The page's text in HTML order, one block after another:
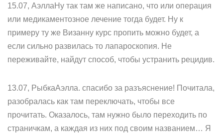
15.07, АэллаНу так там же написано, что или операция
или медикаментозное лечение тогда будет. Ну к
примеру ту же Визанну курс пропить можно будет, а
если сильно развилась то лапароскопия. Не
переживайте, найдут способ, чтобы устранить рецидив.
13.07, РыбкаАэлла. спасибо за разъяснение! Почитала,
разобралась как там переключать, чтобы все
прочитать. Оказалось, там нужно было переходить по
страничкам, а каждая из них под своим названием… Я